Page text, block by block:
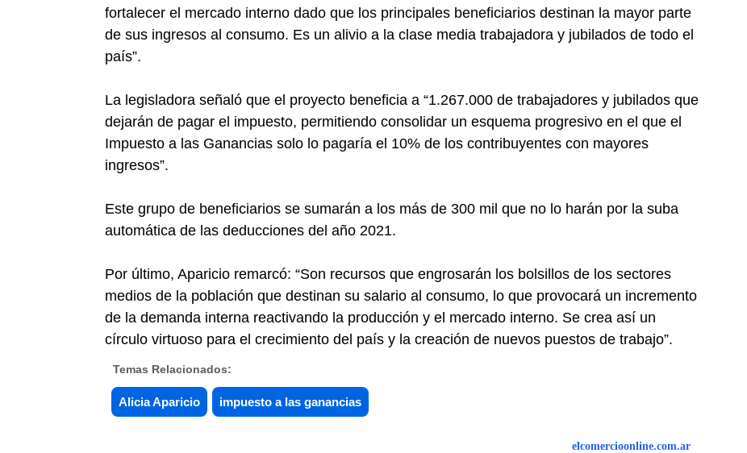
fortalecer el mercado interno dado que los principales beneficiarios destinan la mayor parte
de sus ingresos al consumo. Es un alivio a la clase media trabajadora y jubilados de todo el
país”.
La legisladora señaló que el proyecto beneficia a “1.267.000 de trabajadores y jubilados que
dejarán de pagar el impuesto, permitiendo consolidar un esquema progresivo en el que el
Impuesto a las Ganancias solo lo pagaría el 10% de los contribuyentes con mayores
ingresos”.
Este grupo de beneficiarios se sumarán a los más de 300 mil que no lo harán por la suba
automática de las deducciones del año 2021.
Por último, Aparicio remarcó: “Son recursos que engrosarán los bolsillos de los sectores
medios de la población que destinan su salario al consumo, lo que provocará un incremento
de la demanda interna reactivando la producción y el mercado interno. Se crea así un
círculo virtuoso para el crecimiento del país y la creación de nuevos puestos de trabajo”.
Temas Relacionados:
Alicia Aparicio impuesto a las ganancias
elcomercioonline.com.ar